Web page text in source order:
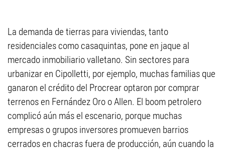
La demanda de tierras para viviendas, tanto
residenciales como casaquintas, pone en jaque al
mercado inmobiliario valletano. Sin sectores para
urbanizar en Cipolletti, por ejemplo, muchas familias que
ganaron el crédito del Procrear optaron por comprar
terrenos en Fernández Oro o Allen. El boom petrolero
complicó aún más el escenario, porque muchas
empresas o grupos inversores promueven barrios
cerrados en chacras fuera de producción, aún cuando la